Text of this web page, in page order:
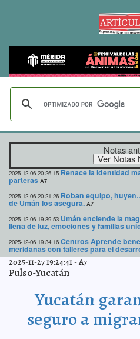
Notas
2025-12-06 20:26:15 Renace la identidad
parteras A7
2025-12-06 20:21:26 Roban equipo,
de Umán los asegura. A7
2025-12-06 19:39:53 Umán enciende la
llena de luz, emociones y familias
2025-12-06 19:34:16 Centros Aprende
meridanas con talleres para el
2025-12-05 18:44:25 1,200 jóvenes
Interbachilleratos en Yucatán
personas autistas y especialistas,
Ramírez Marín
Mérida es referente
2025-11-27 19:24:41-A7
Pulso-Yucatán
Yucatán
seguro a